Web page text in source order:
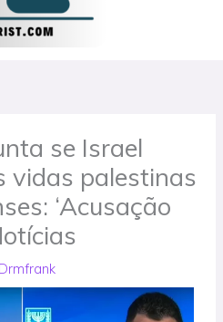
se Israel
vidas palestinas
‘Acusação
Drmfrank